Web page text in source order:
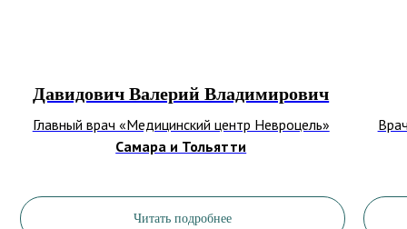
Давидович Валерий Владимирович
Главный врач «Медицинский центр Невроцель»
Самара и Тольятти
Читать подробнее